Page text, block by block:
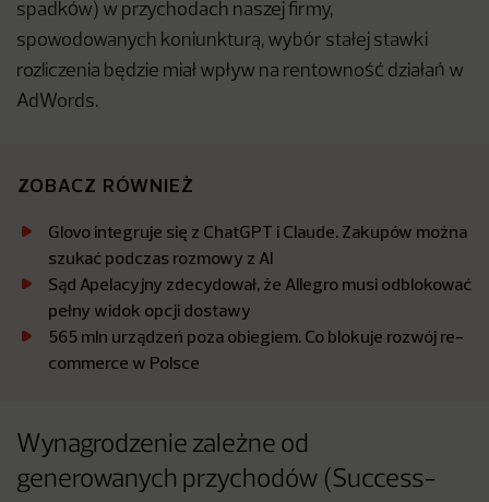
spadków) w przychodach naszej firmy,
spowodowanych koniunkturą, wybór stałej stawki
rozliczenia będzie miał wpływ na rentowność działań w
AdWords.
ZOBACZ RÓWNIEŻ
Glovo integruje się z ChatGPT i Claude. Zakupów można
szukać podczas rozmowy z AI
Sąd Apelacyjny zdecydował, że Allegro musi odblokować
pełny widok opcji dostawy
565 mln urządzeń poza obiegiem. Co blokuje rozwój re-
commerce w Polsce
Wynagrodzenie zależne od
generowanych przychodów (Success-